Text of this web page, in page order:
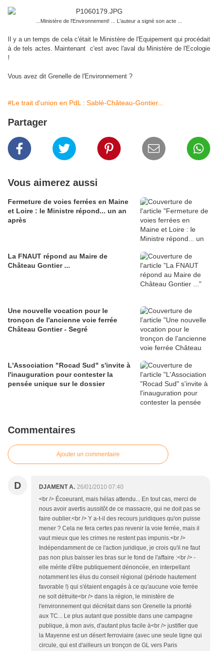
...Ministère de l'Environnement! ... L'auteur a signé son acte ...
Il y a un temps de cela c'était le Ministère de l'Equipement qui procédait
à de tels actes. Maintenant c'est avec l'aval du Ministère de l'Ecologie
!
Vous avez dit Grenelle de l'Environnement ?
#Le trait d'union en PdL : Sablé-Château-Gontier...
Partager
Vous aimerez aussi
Fermeture de voies ferrées en Maine
et Loire : le Ministre répond... un an
après
La FNAUT répond au Maire de
Château Gontier ...
Une nouvelle vocation pour le
tronçon de l'ancienne voie ferrée
Château Gontier - Segré
L'Association "Rocad Sud" s'invite à
l'inauguration pour contester la
pensée unique sur le dossier
Commentaires
Ajouter un commentaire
D DJAMENT A. 26/01/2010 07:40
<br /> Écoeurant, mais hélas attendu... En tout cas, merci de
nous avoir avertis aussitôt de ce massacre, qui ne doit pas se
faire oublier.<br /> Y a-t-il des recours juridiques qu'on puisse
mener ? Cela ne fera certes pas revenir la voie ferrée, mais il
vaut mieux que les crimes ne restent pas impunis.<br />
Indépendamment de ce l'action juridique, je crois qu'il ne faut
pas non plus baisser les bras sur le fond de l'affaire :<br /> -
elle mérite d'être publiquement dénoncée, en interpellant
notamment les élus du conseil régional (période hautement
favorable !) qui s'étaient engagés à ce qu'aucune voie ferrée
ne soit détruite<br /> dans la région, le ministère de
l'environnement qui décrétait dans son Grenelle la priorité
aux TC... Le plus autant que possible dans une campagne
publique, à mon avis, d'autant plus facile à<br /> justifier que
la Mayenne est un désert ferroviaire (avec une seule ligne qui
circule, qui est d'ailleurs un tronçon de GL vers Paris